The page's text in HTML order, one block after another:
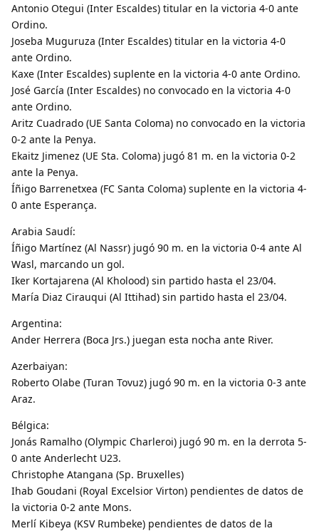
Antonio Otegui (Inter Escaldes) titular en la victoria 4-0 ante
Ordino.
Joseba Muguruza (Inter Escaldes) titular en la victoria 4-0
ante Ordino.
Kaxe (Inter Escaldes) suplente en la victoria 4-0 ante Ordino.
José García (Inter Escaldes) no convocado en la victoria 4-0
ante Ordino.
Aritz Cuadrado (UE Santa Coloma) no convocado en la victoria
0-2 ante la Penya.
Ekaitz Jimenez (UE Sta. Coloma) jugó 81 m. en la victoria 0-2
ante la Penya.
Íñigo Barrenetxea (FC Santa Coloma) suplente en la victoria 4-
0 ante Esperança.
Arabia Saudí:
Íñigo Martínez (Al Nassr) jugó 90 m. en la victoria 0-4 ante Al
Wasl, marcando un gol.
Iker Kortajarena (Al Kholood) sin partido hasta el 23/04.
María Diaz Cirauqui (Al Ittihad) sin partido hasta el 23/04.
Argentina:
Ander Herrera (Boca Jrs.) juegan esta nocha ante River.
Azerbaiyan:
Roberto Olabe (Turan Tovuz) jugó 90 m. en la victoria 0-3 ante
Araz.
Bélgica:
Jonás Ramalho (Olympic Charleroi) jugó 90 m. en la derrota 5-
0 ante Anderlecht U23.
Christophe Atangana (Sp. Bruxelles)
Ihab Goudani (Royal Excelsior Virton) pendientes de datos de
la victoria 0-2 ante Mons.
Merlí Kibeya (KSV Rumbeke) pendientes de datos de la